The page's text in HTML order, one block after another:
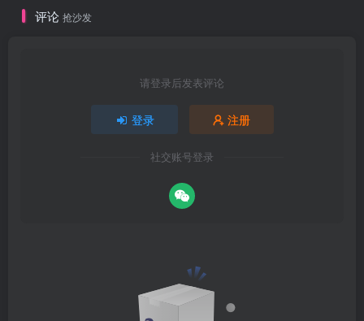
评论 抢沙发
请登录后发表评论
登录 注册
社交账号登录